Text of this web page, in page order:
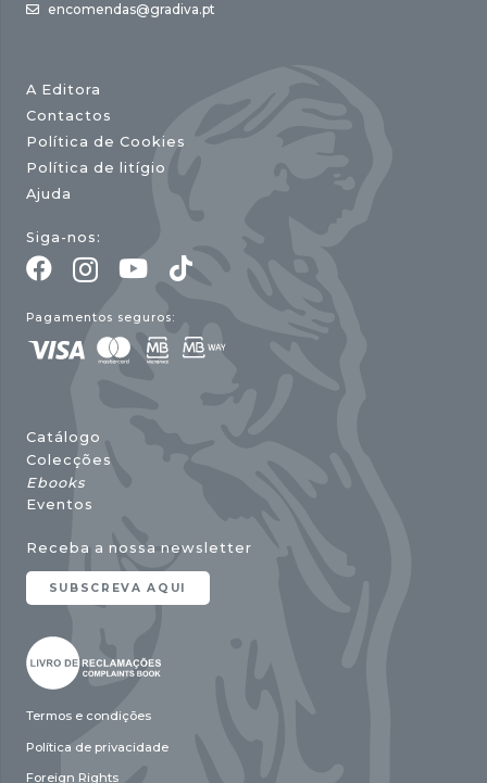
encomendas@gradiva.pt
A Editora
Contactos
Política de Cookies
Política de litígio
Ajuda
Siga-nos:
Pagamentos seguros:
Catálogo
Colecções
Ebooks
Eventos
Receba a nossa newsletter
SUBSCREVA AQUI
Termos e condições
Política de privacidade
Foreign Rights